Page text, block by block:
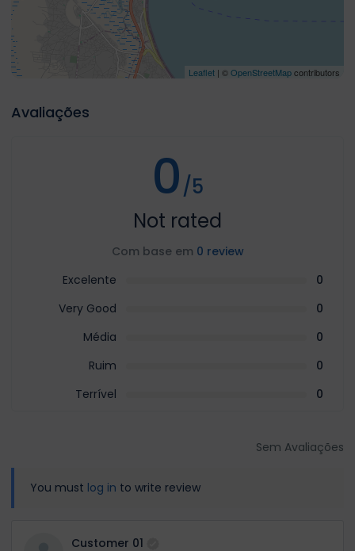
Leaflet | ©OpenStreetMapcontributors
Avaliações
0/5
Not rated
Com base em 0 review
Excelente
0
Very Good
0
Média
0
Ruim
0
Terrível
0
Sem Avaliações
You must log in to write review
Customer 01